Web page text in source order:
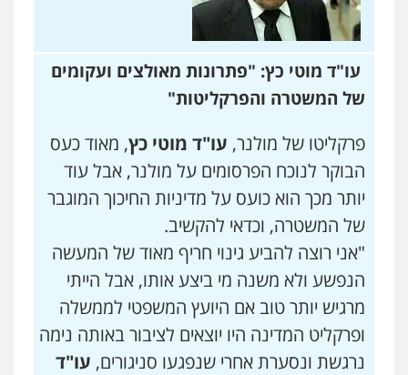
עו"ד מוטי כץ: "פתרונות מאולצים ועקומים
של המשטרה והפרקליטות"
פרקליטו של מולנר, עו"ד מוטי כץ, מאוד כעס
הבוקר לנוכח הפרסומים על מולנר, אבל עוד
יותר מכך הוא כועס על מדיניות החיכוך המוגבר
של המשטרה, וכדאי להקשיב.
"אני רוצה להביע גינוי חריף מאוד של המעשה
הנפשע ולא משנה מי ביצע אותו, אבל הייתי
מרגיש יותר טוב אם היועץ המשפטי לממשלה
ופרקליט המדינה היו יוצאים לציבור באותה נימה
נרגשת ונסערת אחרי שנפגעו סניגורים, עו"ד